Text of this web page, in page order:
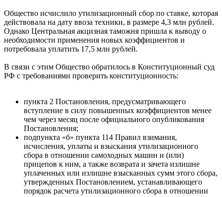
Общество исчислило утилизационный сбор по ставке, которая
действовала на дату ввоза техники, в размере 4,3 млн рублей.
Однако Центральная акцизная таможня пришла к выводу о
необходимости применения новых коэффициентов и
потребовала уплатить 17,5 млн рублей.
В связи с этим Общество обратилось в Конституционный суд
РФ с требованиями проверить конституционность:
пункта 2 Постановления, предусматривающего
вступление в силу повышенных коэффициентов менее
чем через месяц после официального опубликования
Постановления;
подпункта «б» пункта 114 Правил взимания,
исчисления, уплаты и взыскания утилизационного
сбора в отношении самоходных машин и (или)
прицепов к ним, а также возврата и зачета излишне
уплаченных или излишне взысканных сумм этого сбора,
утвержденных Постановлением, устанавливающего
порядок расчета утилизационного сбора в отношении